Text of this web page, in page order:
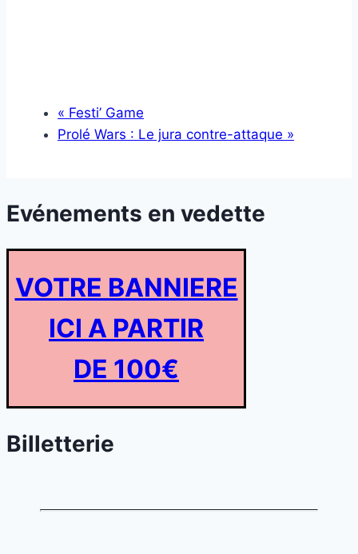
« Festi’ Game
Prolé Wars : Le jura contre-attaque »
Evénements en vedette
VOTRE BANNIERE
ICI A PARTIR
DE 100€
Billetterie